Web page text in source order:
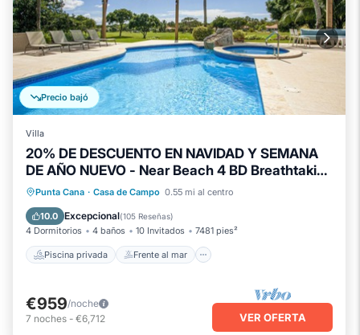
Precio bajó
Villa
20% DE DESCUENTO EN NAVIDAD Y SEMANA
DE AÑO NUEVO - Near Beach 4 BD Breathtaking
Golf View Villa
Punta Cana · Casa de Campo 0.55 mi al centro
10.0 Excepcional(105 Reseñas)
4 Dormitorios 4 baños 10 Invitados 7481 pies²
Piscina privada Frente al mar
Piscina privada
Frente al mar
Bañera de hidromasaje
€959/noche
7 noches - €6,712 VER OFERTA